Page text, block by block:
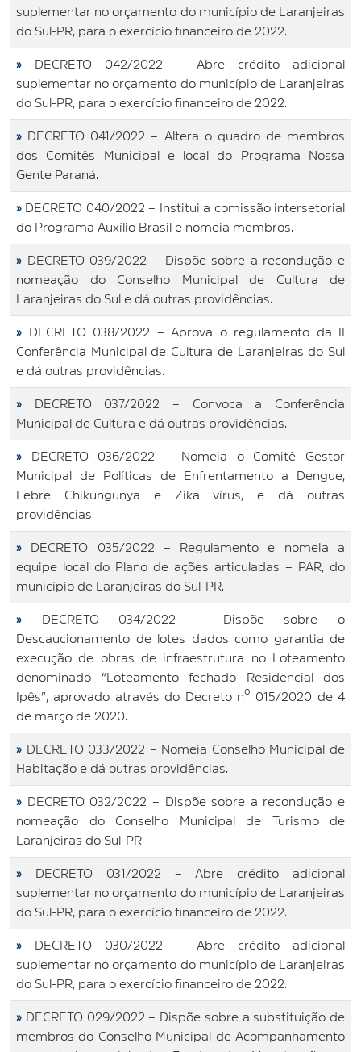
suplementar no orçamento do município de Laranjeiras
do Sul-PR, para o exercício financeiro de 2022.
»
DECRETO 042/2022 – Abre crédito adicional
suplementar no orçamento do município de Laranjeiras
do Sul-PR, para o exercício financeiro de 2022.
» DECRETO 041/2022 – Altera o quadro de membros
dos Comitês Municipal e local do Programa Nossa
Gente Paraná.
» DECRETO 040/2022 – Institui a comissão intersetorial
do Programa Auxílio Brasil e nomeia membros.
» DECRETO 039/2022 – Dispõe sobre a recondução e
nomeação do Conselho Municipal de Cultura de
Laranjeiras do Sul e dá outras providências.
»
DECRETO 038/2022 – Aprova o regulamento da II
Conferência Municipal de Cultura de Laranjeiras do Sul
e dá outras providências.
»
DECRETO 037/2022 – Convoca a Conferência
Municipal de Cultura e dá outras providências.
»
DECRETO 036/2022 – Nomeia o Comitê Gestor
Municipal de Políticas de Enfrentamento a Dengue,
Febre Chikungunya e Zika vírus, e dá outras
providências.
»
DECRETO 035/2022 – Regulamento e nomeia a
equipe local do Plano de ações articuladas – PAR, do
município de Laranjeiras do Sul-PR.
»
DECRETO 034/2022 – Dispõe sobre o
Descaucionamento de lotes dados como garantia de
execução de obras de infraestrutura no Loteamento
denominado “Loteamento fechado Residencial dos
Ipês”, aprovado através do Decreto nº 015/2020 de 4
de março de 2020.
» DECRETO 033/2022 – Nomeia Conselho Municipal de
Habitação e dá outras providências.
» DECRETO 032/2022 – Dispõe sobre a recondução e
nomeação do Conselho Municipal de Turismo de
Laranjeiras do Sul-PR.
»
DECRETO 031/2022 – Abre crédito adicional
suplementar no orçamento do município de Laranjeiras
do Sul-PR, para o exercício financeiro de 2022.
»
DECRETO 030/2022 – Abre crédito adicional
suplementar no orçamento do município de Laranjeiras
do Sul-PR, para o exercício financeiro de 2022.
» DECRETO 029/2022 – Dispõe sobre a substituição de
membros do Conselho Municipal de Acompanhamento